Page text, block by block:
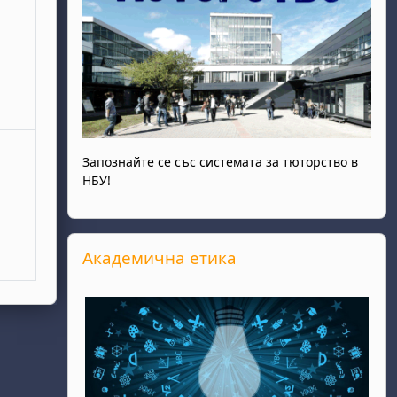
Запознайте се със системата за тюторство в
НБУ!
Прескочи Академична етика
Академична етика